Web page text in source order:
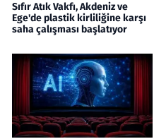
Sıfır Atık Vakfı, Akdeniz ve
Ege'de plastik kirliliğine karşı
saha çalışması başlatıyor